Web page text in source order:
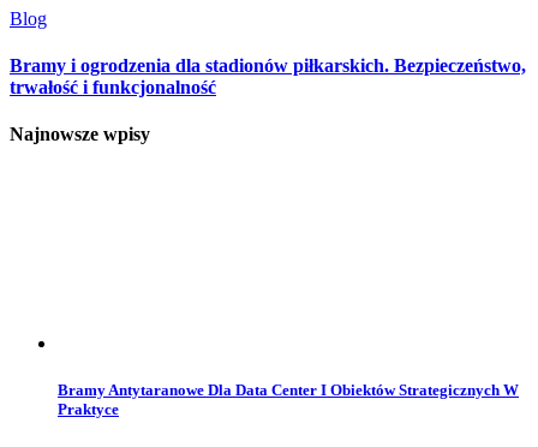
Blog
Bramy i ogrodzenia dla stadionów piłkarskich. Bezpieczeństwo,
trwałość i funkcjonalność
Najnowsze wpisy
Bramy Antytaranowe Dla Data Center I Obiektów Strategicznych W
Praktyce